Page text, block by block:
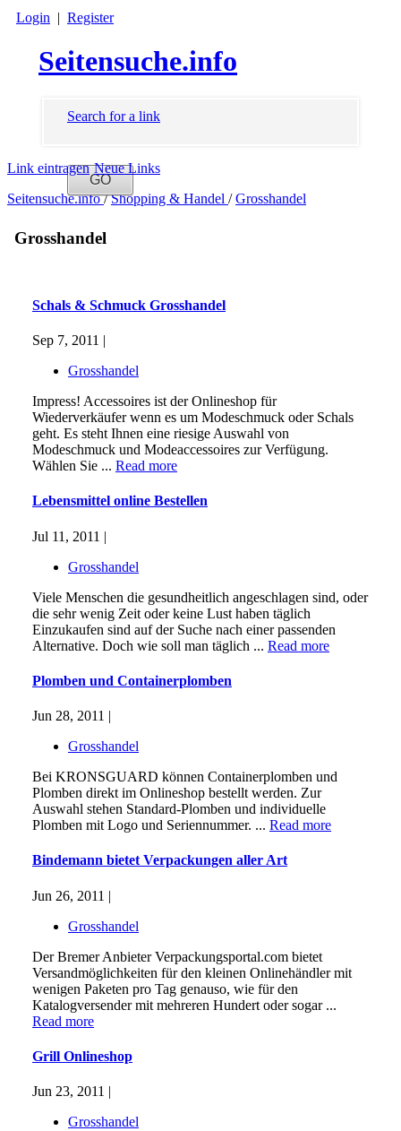
Login | Register
Seitensuche.info
Search for a link
Link eintragen Neue Links
Seitensuche.info/ Shopping & Handel / Grosshandel
Grosshandel
Schals & Schmuck Grosshandel
Sep 7, 2011 |
Grosshandel
Impress! Accessoires ist der Onlineshop für
Wiederverkäufer wenn es um Modeschmuck oder Schals
geht. Es steht Ihnen eine riesige Auswahl von
Modeschmuck und Modeaccessoires zur Verfügung.
Wählen Sie ... Read more
Lebensmittel online Bestellen
Jul 11, 2011 |
Grosshandel
Viele Menschen die gesundheitlich angeschlagen sind, oder
die sehr wenig Zeit oder keine Lust haben täglich
Einzukaufen sind auf der Suche nach einer passenden
Alternative. Doch wie soll man täglich ... Read more
Plomben und Containerplomben
Jun 28, 2011 |
Grosshandel
Bei KRONSGUARD können Containerplomben und
Plomben direkt im Onlineshop bestellt werden. Zur
Auswahl stehen Standard-Plomben und individuelle
Plomben mit Logo und Seriennummer. ... Read more
Bindemann bietet Verpackungen aller Art
Jun 26, 2011 |
Grosshandel
Der Bremer Anbieter Verpackungsportal.com bietet
Versandmöglichkeiten für den kleinen Onlinehändler mit
wenigen Paketen pro Tag genauso, wie für den
Katalogversender mit mehreren Hundert oder sogar ...
Read more
Grill Onlineshop
Jun 23, 2011 |
Grosshandel